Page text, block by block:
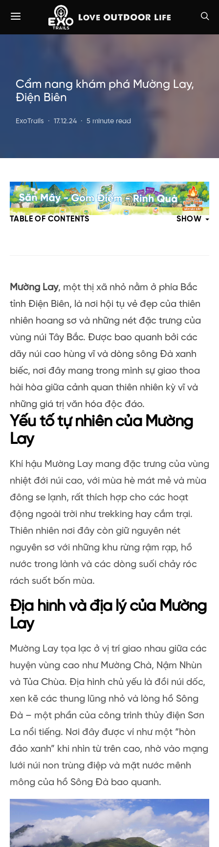
Cẩm nang khám phá Mường Lay,
Điện Biên
ExoTrails 17.12.24 5 minute read
TABLE OF CONTENTS SHOW
Mường Lay, một thị xã nhỏ nằm ở phía Bắc
tỉnh Điện Biên, là nơi hội tụ vẻ đẹp của thiên
nhiên hoang sơ và những nét đặc trưng của
vùng núi Tây Bắc. Được bao quanh bởi các
dãy núi cao hùng vĩ và dòng sông Đà xanh
biếc, nơi đây mang trong mình sự giao thoa
hài hòa giữa cảnh quan thiên nhiên kỳ vĩ và
những giá trị văn hóa độc đáo.
Yếu tố tự nhiên của Mường
Lay
Khí hậu Mường Lay mang đặc trưng của vùng
nhiệt đới núi cao, với mùa hè mát mẻ và mùa
đông se lạnh, rất thích hợp cho các hoạt
động ngoài trời như trekking hay cắm trại.
Thiên nhiên nơi đây còn giữ nguyên nét
nguyên sơ với những khu rừng rậm rạp, hồ
nước trong lành và các dòng suối chảy róc
rách suốt bốn mùa.
Địa hình và địa lý của Mường
Lay
Mường Lay tọa lạc ở vị trí giao nhau giữa các
huyện vùng cao như Mường Chà, Nậm Nhùn
và Tủa Chùa. Địa hình chủ yếu là đồi núi dốc,
xen kẽ các thung lũng nhỏ và lòng hồ Sông
Đà – một phần của công trình thủy điện Sơn
La nổi tiếng. Nơi đây được ví như một “hòn
đảo xanh” khi nhìn từ trên cao, nhờ vào mạng
lưới núi non trùng điệp và mặt nước mênh
mông của hồ Sông Đà bao quanh.